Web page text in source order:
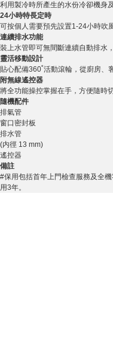
利用製冷時所產生的水份冷卻機身
24小時特長定時
可按個人需要預先設置1-24小時吹
連續排水功能
裝上水管即可無間斷連續自動排水
靈活移動設計
貼心配備360˚活動滾輪，從廚房、
附無線遙控器
將全功能操控掌握在手，方便隨時
隨機配件
排氣管
窗口密封板
排水管
(内徑 13 mm)
遙控器
備註
#保用包括首年上門檢查服務及全
用3年。